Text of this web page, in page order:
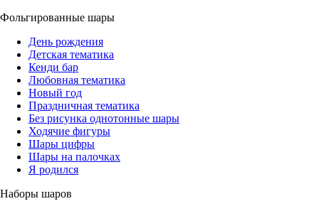
Фольгированные шары
День рождения
Детская тематика
Кенди бар
Любовная тематика
Новый год
Праздничная тематика
Без рисунка однотонные шары
Ходячие фигуры
Шары цифры
Шары на палочках
Я родился
Наборы шаров